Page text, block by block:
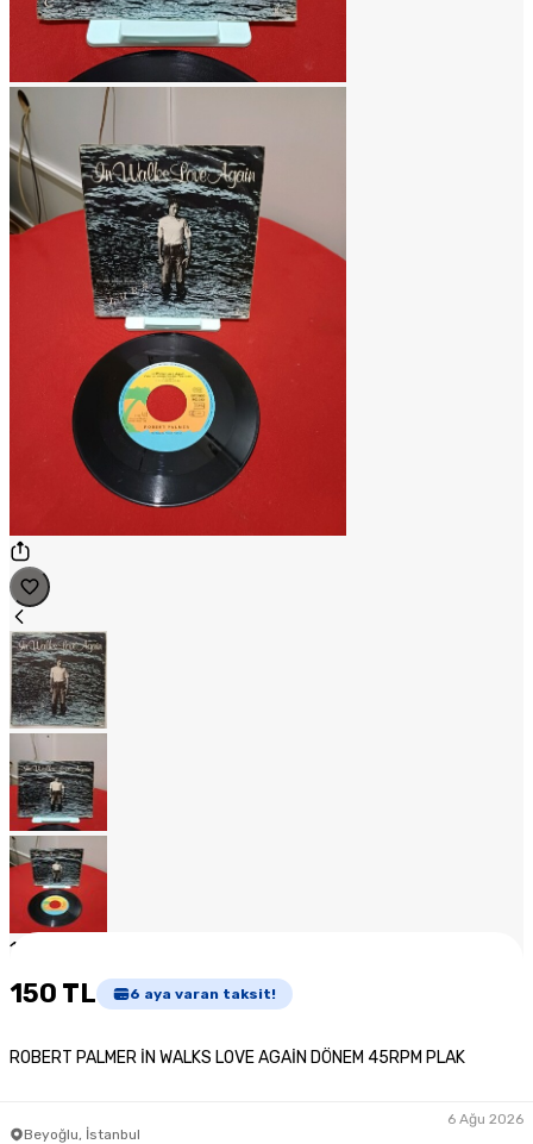
1
150 TL 6 aya varan taksit!
ROBERT PALMER İN WALKS LOVE AGAİN DÖNEM 45RPM PLAK
Beyoğlu, İstanbul
6 Ağu 2026